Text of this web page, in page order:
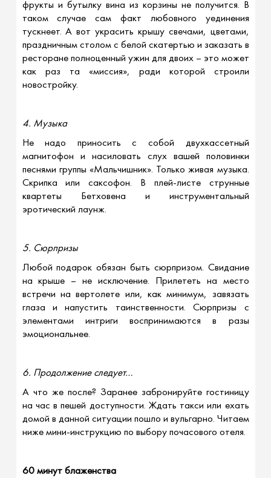
фрукты и бутылку вина из корзины не получится. В
таком случае сам факт любовного уединения
тускнеет. А вот украсить крышу свечами, цветами,
праздничным столом с белой скатертью и заказать в
ресторане полноценный ужин для двоих – это может
как раз та «миссия», ради которой строили
новостройку.
4. Музыка
Не надо приносить с собой двухкассетный
магнитофон и насиловать слух вашей половинки
песнями группы «Мальчишник». Только живая музыка.
Скрипка или саксофон. В плей-листе струнные
квартеты Бетховена и инструментальный
эротический лаунж.
5. Сюрпризы
Любой подарок обязан быть сюрпризом. Свидание
на крыше – не исключение. Прилететь на место
встречи на вертолете или, как минимум, завязать
глаза и напустить таинственности. Сюрпризы с
элементами интриги воспринимаются в разы
эмоциональнее.
6. Продолжение следует…
А что же после? Заранее забронируйте гостиницу
на час в пешей доступности. Ждать такси или ехать
домой в данной ситуации пошло и вульгарно. Читаем
ниже мини-инструкцию по выбору почасового отеля.
60 минут блаженства